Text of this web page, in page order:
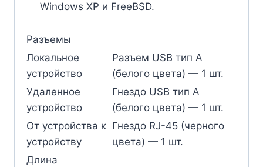
Windows XP и FreeBSD.
Разъемы
Локальное
устройство
Разъем USB тип А
(белого цвета) — 1 шт.
Удаленное
устройство
Гнездо USB тип А
(белого цвета) — 1 шт.
От устройства к
устройству
Гнездо RJ-45 (черного
цвета) — 1 шт.
Длина